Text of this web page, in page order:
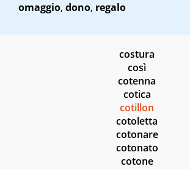
omaggio, dono, regalo
costura
così
cotenna
cotica
cotillon
cotoletta
cotonare
cotonato
cotone